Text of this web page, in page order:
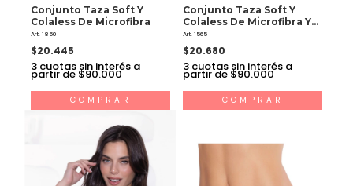
Conjunto Taza Soft Y
Colaless De Microfibra
Art. 1850
$20.445
3 cuotas sin interés a
partir de $90.000
COMPRAR
Conjunto Taza Soft Y
Colaless De Microfibra Y
Puntilla
Art. 1565
$20.680
3 cuotas sin interés a
partir de $90.000
COMPRAR